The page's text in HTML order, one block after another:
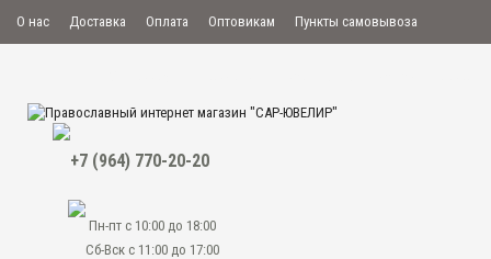
О нас Доставка Оплата Оптовикам Пункты самовывоза
+7 (964) 770-20-20
Пн-пт с 10:00 до 18:00
Сб-Вск с 11:00 до 17:00